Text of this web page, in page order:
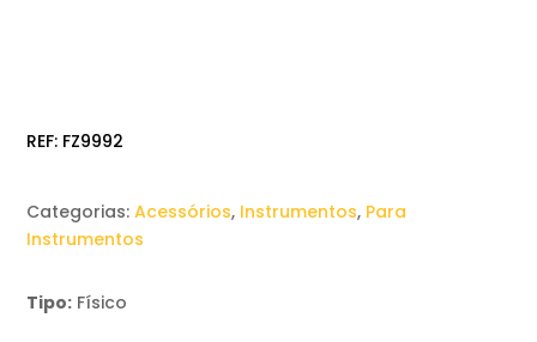
REF: FZ9992
Categorias:Acessórios, Instrumentos, Para
Instrumentos
Tipo: Físico